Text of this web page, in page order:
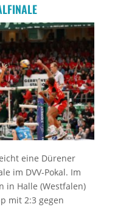
eine Dürener
im DVV-Pokal. Im
in Halle (Westfalen)
mit 2:3 gegen